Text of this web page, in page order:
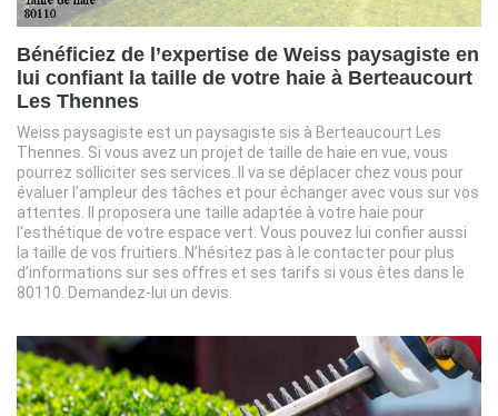
Bénéficiez de l’expertise de Weiss paysagiste en
lui confiant la taille de votre haie à Berteaucourt
Les Thennes
Weiss paysagiste est un paysagiste sis à Berteaucourt Les
Thennes. Si vous avez un projet de taille de haie en vue, vous
pourrez solliciter ses services. Il va se déplacer chez vous pour
évaluer l’ampleur des tâches et pour échanger avec vous sur vos
attentes. Il proposera une taille adaptée à votre haie pour
l‘esthétique de votre espace vert. Vous pouvez lui confier aussi
la taille de vos fruitiers. N’hésitez pas à le contacter pour plus
d’informations sur ses offres et ses tarifs si vous êtes dans le
80110. Demandez-lui un devis.